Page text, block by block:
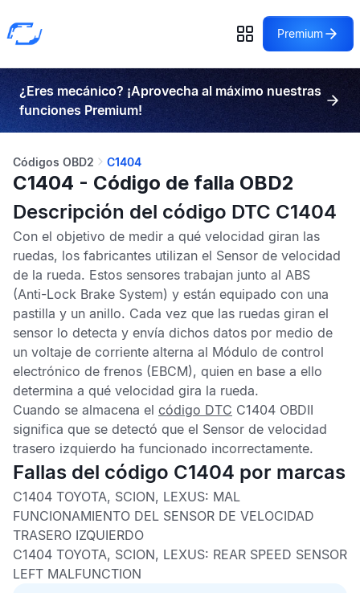
Premium
¿Eres mecánico? ¡Aprovecha al máximo nuestras
funciones Premium!
Códigos OBD2 C1404
C1404 - Código de falla OBD2
Descripción del código DTC C1404
Con el objetivo de medir a qué velocidad giran las
ruedas, los fabricantes utilizan el Sensor de velocidad
de la rueda. Estos sensores trabajan junto al ABS
(Anti-Lock Brake System) y están equipado con una
pastilla y un anillo. Cada vez que las ruedas giran el
sensor lo detecta y envía dichos datos por medio de
un voltaje de corriente alterna al Módulo de control
electrónico de frenos (EBCM), quien en base a ello
determina a qué velocidad gira la rueda.
Cuando se almacena el código DTC C1404 OBDII
significa que se detectó que el Sensor de velocidad
trasero izquierdo ha funcionado incorrectamente.
Fallas del código C1404 por marcas
C1404 TOYOTA, SCION, LEXUS: MAL
FUNCIONAMIENTO DEL SENSOR DE VELOCIDAD
TRASERO IZQUIERDO
C1404 TOYOTA, SCION, LEXUS: REAR SPEED SENSOR
LEFT MALFUNCTION